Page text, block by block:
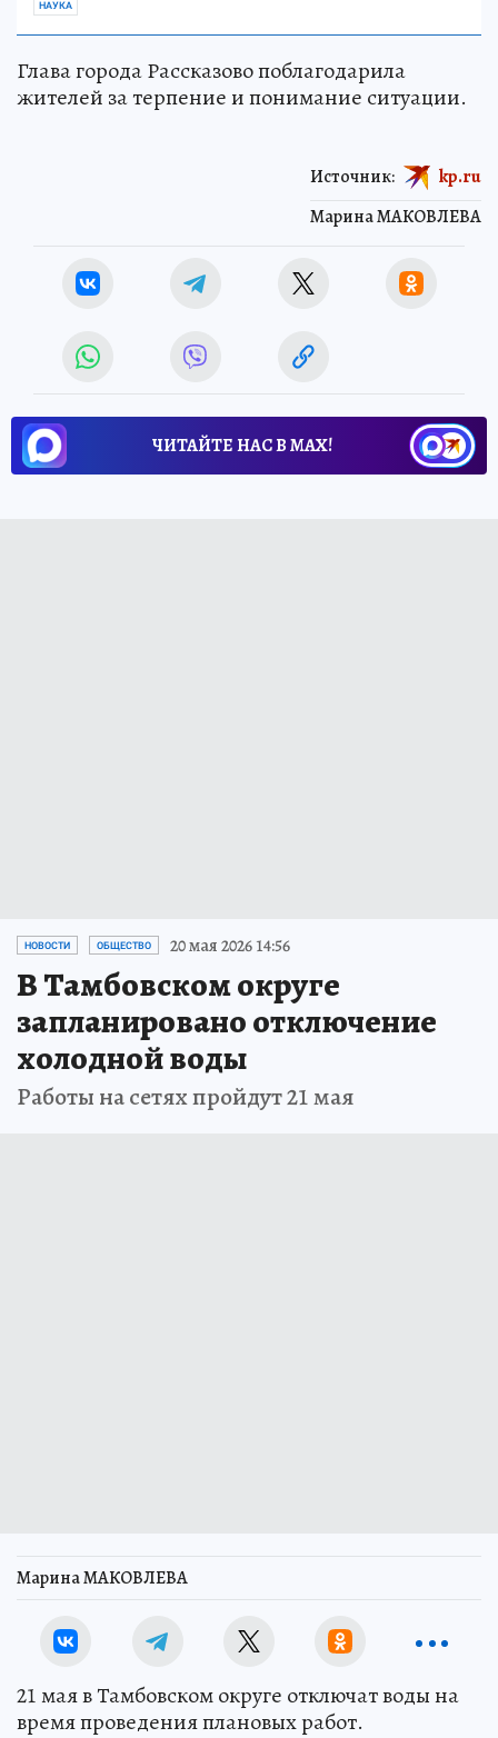
НАУКА
Глава города Рассказово поблагодарила
жителей за терпение и понимание ситуации.
Марина МАКОВЛЕВА
Источник: kp.ru
ЧИТАЙТЕ НАС В МАХ!
НОВОСТИ ОБЩЕСТВО 20 мая 2026 14:56
В Тамбовском округе
запланировано отключение
холодной воды
Работы на сетях пройдут 21 мая
Марина МАКОВЛЕВА
21 мая в Тамбовском округе отключат воды на
время проведения плановых работ.